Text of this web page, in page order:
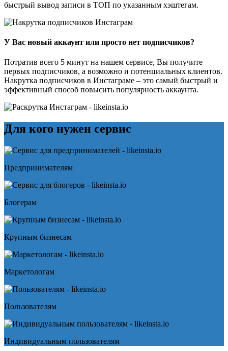
быстрый вывод записи в ТОП по указанным хэштегам.
У Вас новый аккаунт или просто нет подписчиков?
Потратив всего 5 минут на нашем сервисе, Вы получите
первых подписчиков, а возможно и потенциальных клиентов.
Накрутка подписчиков в Инстаграме – это самый быстрый и
эффективный способ повысить популярность аккаунта.
Для кого нужен сервис
Предпринимателям
Блогерам
Крупным бизнесам
Маркетологам
Пользователям
Индивидуальным пользователям